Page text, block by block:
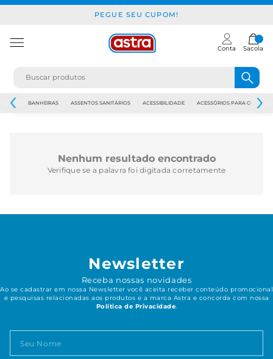
PEGUE SEU CUPOM!
Conta Sacola
JAPI BANHEIRAS ASSENTOS SANITÁRIOS ACESSIBILIDADE ACESSÓRIOS PARA
Nenhum resultado encontrado
Verifique se a palavra foi digitada corretamente
Newsletter
Receba nossas novidades
Ao se cadastrar em nossa Newsletter você aceita receber conteúdo promocional
e pesquisas relacionadas aos produtos e a marca Astra e concorda com nossa
Política de Privacidade.